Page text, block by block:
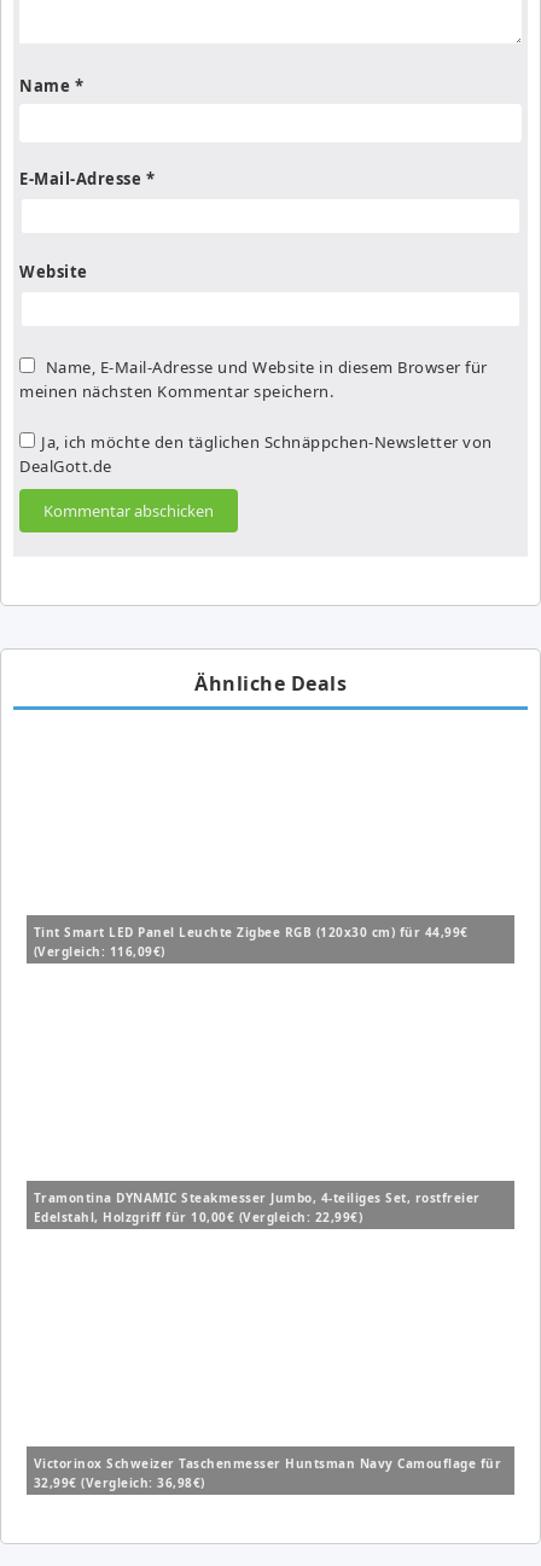
Name *
E-Mail-Adresse *
Website
Name, E-Mail-Adresse und Website in diesem Browser für
meinen nächsten Kommentar speichern.
Ja, ich möchte den täglichen Schnäppchen-Newsletter von
DealGott.de
Ähnliche Deals
Tint Smart LED Panel Leuchte Zigbee RGB (120x30 cm) für 44,99€
(Vergleich: 116,09€)
Tramontina DYNAMIC Steakmesser Jumbo, 4-teiliges Set, rostfreier
Edelstahl, Holzgriff für 10,00€ (Vergleich: 22,99€)
Victorinox Schweizer Taschenmesser Huntsman Navy Camouflage für
32,99€ (Vergleich: 36,98€)